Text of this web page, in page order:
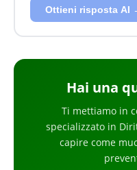
Ottieni risposta AI
Hai una
Ti mettiamo in
specializzato in
capire come